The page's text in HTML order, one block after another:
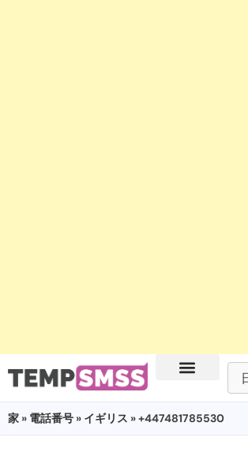
家 » 電話番号 » イギリス » +447481785530